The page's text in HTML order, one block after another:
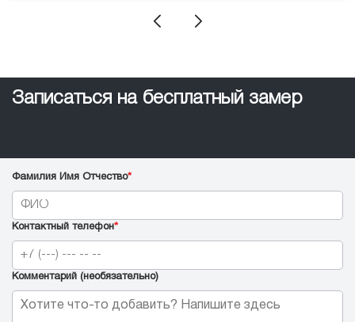
Записаться на бесплатный замер
Фамилия Имя Отчество*
Контактный телефон*
Комментарий (необязательно)